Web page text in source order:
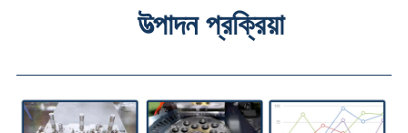
উত্পাদন প্রক্রিয়া